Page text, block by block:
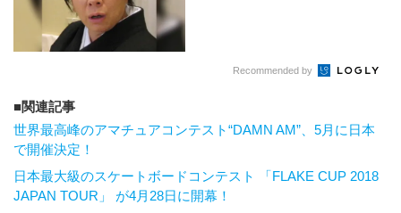
Recommended by
関連記事
世界最高峰のアマチュアコンテスト“DAMN AM”、5月に日本
で開催決定！
日本最大級のスケートボードコンテスト 「FLAKE CUP 2018
JAPAN TOUR」 が4月28日に開幕！